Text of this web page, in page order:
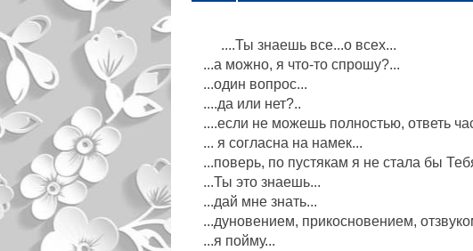
....Ты знаешь все...о всех...
...а можно, я что-то спрошу?...
...один вопрос...
....да или нет?..
....если не можешь полностью, ответь
... я согласна на намек...
...поверь, по пустякам я не стала бы
...Ты это знаешь...
...дай мне знать...
...дуновением, прикосновением,
...я пойму...